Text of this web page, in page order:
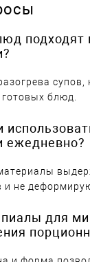
подходят
супов,
блюд.
ежедневно?
и не
для